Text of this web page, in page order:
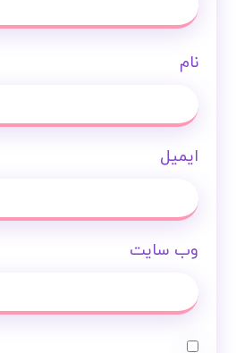
نام
ایمیل
وب‌ سایت